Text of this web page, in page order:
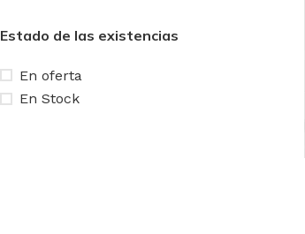
Estado de las existencias
En oferta
En Stock